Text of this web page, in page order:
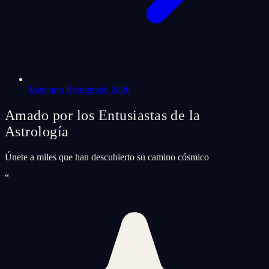
Mercurio Retrógrado 2026
Amado por los Entusiastas de la
Astrología
Únete a miles que han descubierto su camino cósmico
“